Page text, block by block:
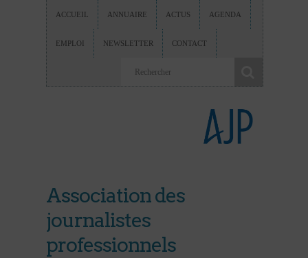
ACCUEIL ANNUAIRE ACTUS AGENDA
EMPLOI NEWSLETTER CONTACT
Association des
journalistes
professionnels